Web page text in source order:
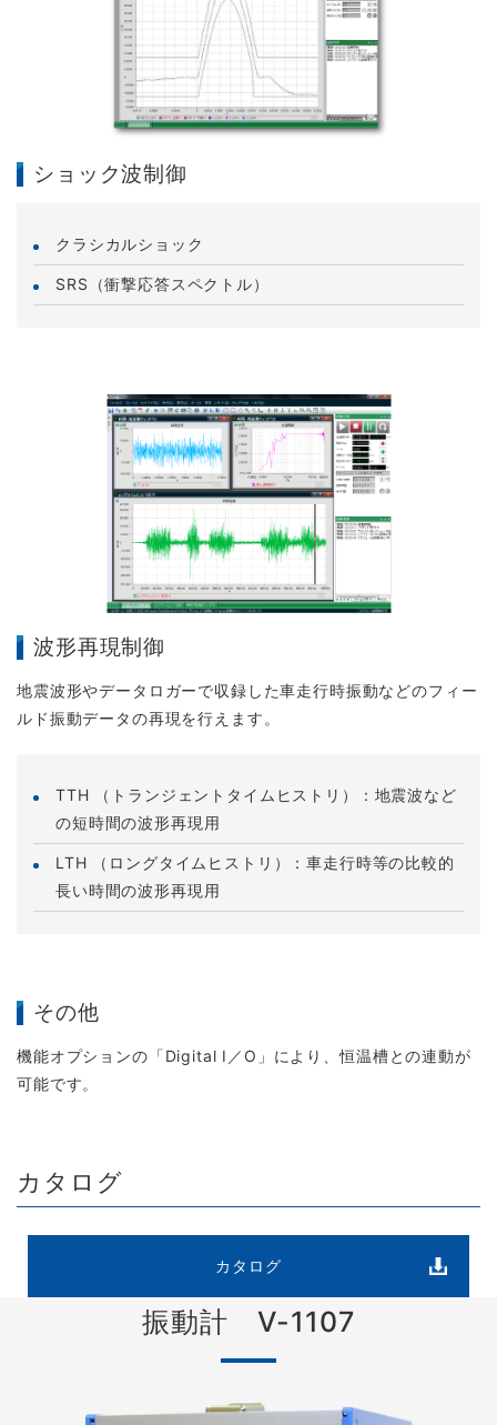
ショック波制御
クラシカルショック
SRS（衝撃応答スペクトル）
波形再現制御
地震波形やデータロガーで収録した車走行時振動などのフィー
ルド振動データの再現を行えます。
TTH （トランジェントタイムヒストリ）：地震波など
の短時間の波形再現用
LTH （ロングタイムヒストリ）：車走行時等の比較的
長い時間の波形再現用
その他
機能オプションの「Digital I／O」により、恒温槽との連動が
可能です。
カタログ
カタログ
振動計 V-1107